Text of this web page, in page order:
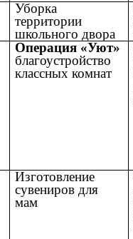
Уборка
территории
школьного двора
Операция «Уют»
благоустройство
классных комнат
Изготовление
сувениров для
мам